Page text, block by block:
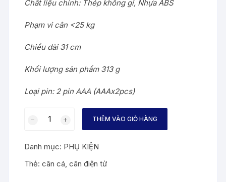
Chất liệu chính: Thép không gỉ, Nhựa ABS
Phạm vi cân <25 kg
Chiều dài 31 cm
Khối lượng sản phẩm 313 g
Loại pin: 2 pin AAA (AAAx2pcs)
TỬ
số
THÊM VÀO GIỎ HÀNG
Danh mục: PHỤ KIỆN
Thẻ:cân cá,cân điện tử